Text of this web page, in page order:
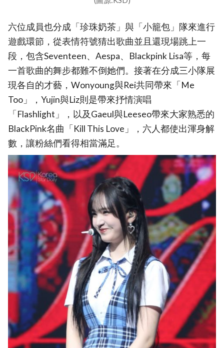
六位成員也分成「珍珠奶茶」與「小籠包」隊來進行
遊戲環節，從表情符號猜出歌曲並且還現場跳上一
段，包含Seventeen、Aespa、Blackpink Lisa等，每
一首歌曲的舞步都難不倒她們。接著在分成三小隊展
現各自的才藝，Wonyoung與Rei共同帶來「Me
Too」，Yujin與Liz則是帶來抒情演唱
「Flashlight」，以及Gaeul與Leeseo帶來大家熟悉的
BlackPink名曲「Kill This Love」，六人都使出渾身解
數，讓粉絲們看得相當滿足。